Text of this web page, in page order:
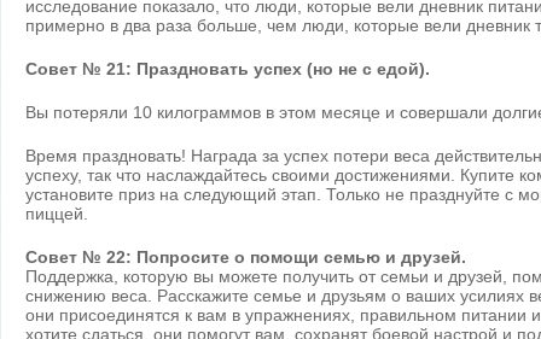
исследование показало, что люди, которые вели дневник
примерно в два раза больше, чем люди, которые вели
Совет № 21: Праздновать успех (но не с едой).
Вы потеряли 10 килограммов в этом месяце и совершали
Время праздновать! Награда за успех потери веса
успеху, так что наслаждайтесь своими достижениями. Купите
установите приз на следующий этап. Только не празднуйте с
пиццей.
Совет № 22: Попросите о помощи семью и друзей.
Поддержка, которую вы можете получить от семьи и друзей,
снижению веса. Расскажите семье и друзьям о ваших усилиях
они присоединятся к вам в упражнениях, правильном питании
хотите сдаться, они помогут вам, сохранят боевой настрой и